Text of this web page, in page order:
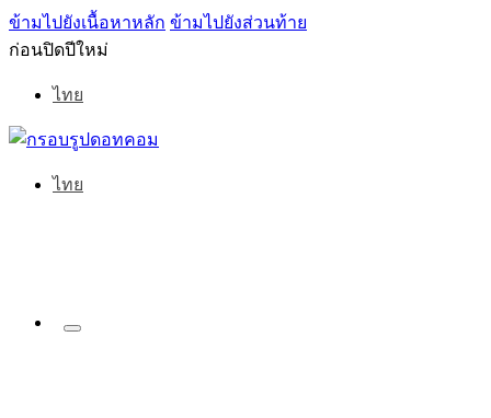
ข้ามไปยังเนื้อหาหลัก ข้ามไปยังส่วนท้าย
ก่อนปิดปีใหม่
ไทย
ไทย